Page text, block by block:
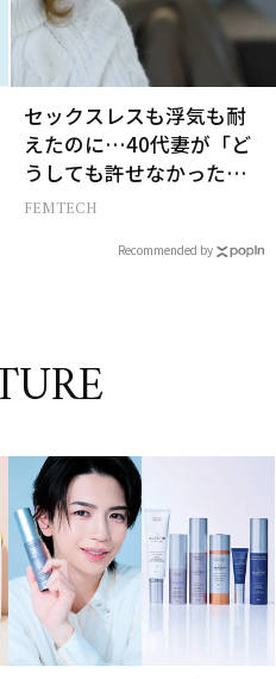
セックスレスも浮気も耐
えたのに…40代妻が「ど
うしても許せなかった」
夫の一言
FEMTECH
Recommended by